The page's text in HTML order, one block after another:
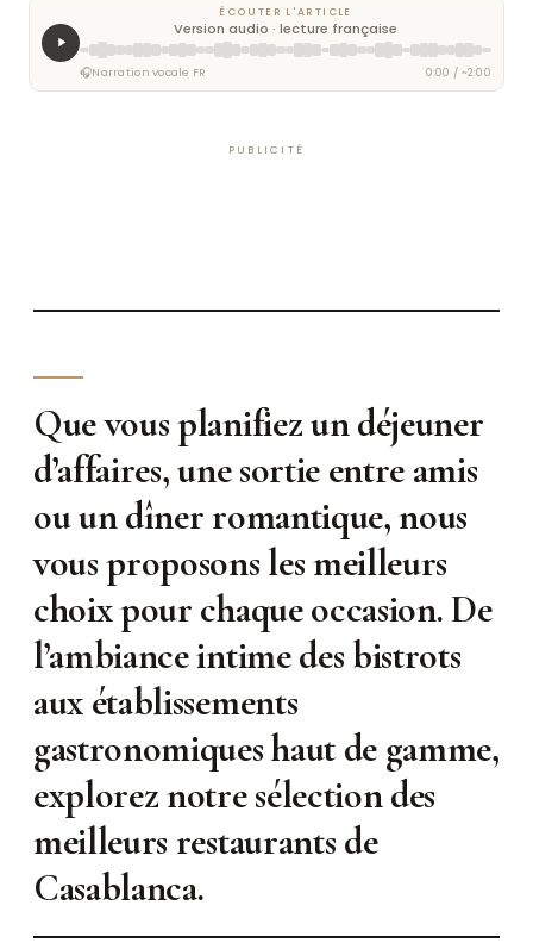
ÉCOUTER L'ARTICLE
Version audio · lecture française
🎧Narration vocale FR 0:00 / ~2:00
PUBLICITÉ
Que vous planifiez un déjeuner
d’affaires, une sortie entre amis
ou un dîner romantique, nous
vous proposons les meilleurs
choix pour chaque occasion. De
l’ambiance intime des bistrots
aux établissements
gastronomiques haut de gamme,
explorez notre sélection des
meilleurs restaurants de
Casablanca.